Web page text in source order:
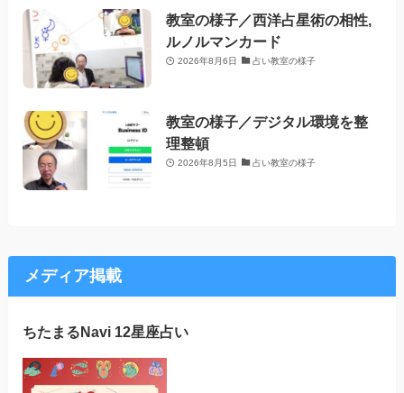
教室の様子／西洋占星術の相性,
ルノルマンカード
2026年8月6日 占い教室の様子
教室の様子／デジタル環境を整
理整頓
2026年8月5日 占い教室の様子
メディア掲載
ちたまるNavi 12星座占い